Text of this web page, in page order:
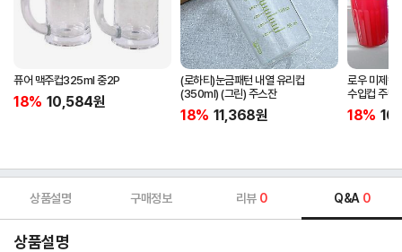
퓨어 맥주컵325ml 중2P
18% 10,584원
(로하티)눈금패턴 내열 유리컵
(350ml) (그린) 주스잔
18% 11,368원
로우 미제
수입컵 주방
18%
상품설명 구매정보 리뷰 0 Q&A 0
상품설명